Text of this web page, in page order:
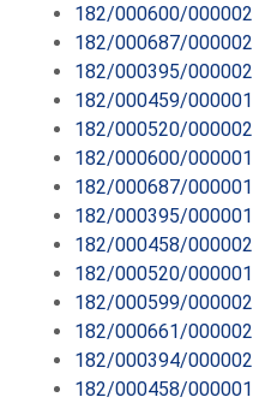
182/000600/000002
182/000687/000002
182/000395/000002
182/000459/000001
182/000520/000002
182/000600/000001
182/000687/000001
182/000395/000001
182/000458/000002
182/000520/000001
182/000599/000002
182/000661/000002
182/000394/000002
182/000458/000001